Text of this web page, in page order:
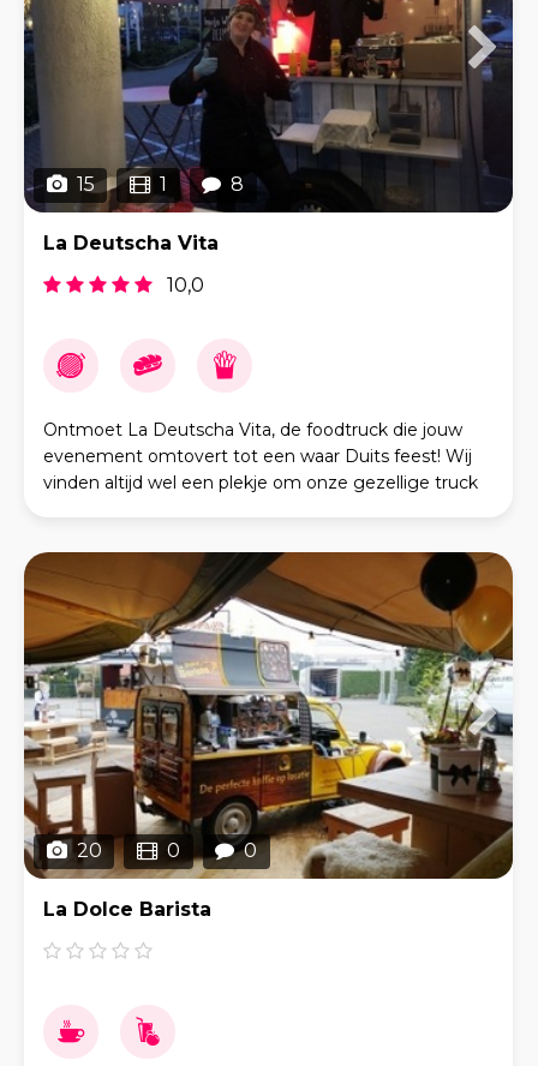
15 1 8
La Deutscha Vita
10,0
Ontmoet La Deutscha Vita, de foodtruck die jouw
evenement omtovert tot een waar Duits feest! Wij
vinden altijd wel een plekje om onze gezellige truck
20 0 0
La Dolce Barista